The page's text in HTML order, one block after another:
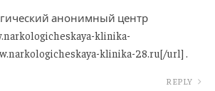
анонимный центр
klinika-
klinika-28.ru[/url] .
REPLY